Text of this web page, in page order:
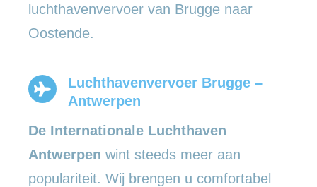
luchthavenvervoer van Brugge naar
Oostende.
Luchthavenvervoer Brugge –
Antwerpen
De Internationale Luchthaven
Antwerpen wint steeds meer aan
populariteit. Wij brengen u comfortabel